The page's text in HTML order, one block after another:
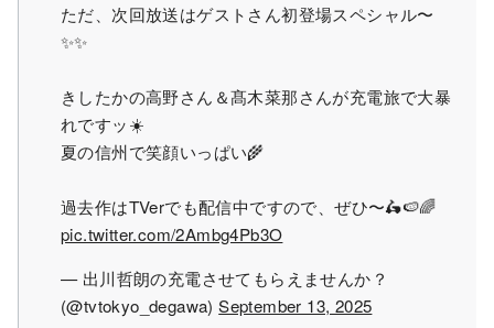
ただ、次回放送はゲストさん初登場スペシャル〜
✨✨
きしたかの高野さん＆髙木菜那さんが充電旅で大暴
れですッ☀️
夏の信州で笑顔いっぱい🌾
過去作はTVerでも配信中ですので、ぜひ〜🛵🍉🌈
pic.twitter.com/2Ambg4Pb3O
— 出川哲朗の充電させてもらえませんか？
(@tvtokyo_degawa)September 13, 2025